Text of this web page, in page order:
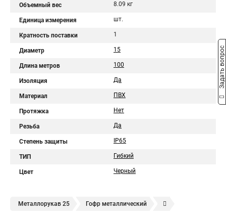
Объемный вес 8.09 кг
Единица измерения шт.
Кратность поставки 1
Диаметр 15
Длина метров 100
Изоляция Да
Материал ПВХ
Протяжка Нет
Резьба Да
Степень защиты IP65
ТИП Гибкий
Цвет Черный
Металлорукав 25 Гофр металлический
Задать вопрос